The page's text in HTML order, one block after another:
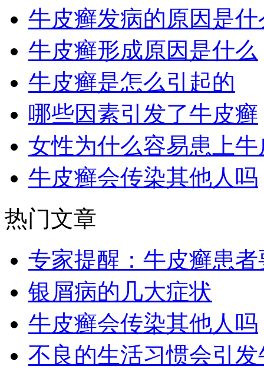
牛皮癣发病的原因是什
牛皮癣形成原因是什么
牛皮癣是怎么引起的
哪些因素引发了牛皮癣
女性为什么容易患上牛
牛皮癣会传染其他人吗
热门文章
专家提醒：牛皮癣患
银屑病的几大症状
牛皮癣会传染其他人吗
不良的生活习惯会引